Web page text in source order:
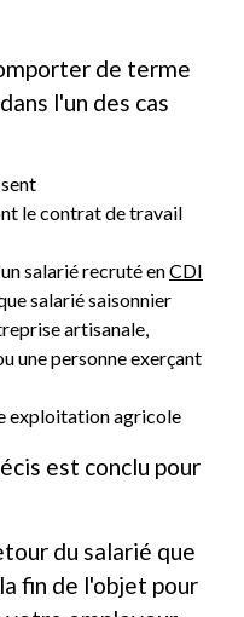
de terme
l'un des cas
le contrat de travail
salarié recruté enCDI
salarié saisonnier
artisanale,
une personne exerçant
exploitation agricole
est conclu pour
du salarié que
fin de l'objet pour